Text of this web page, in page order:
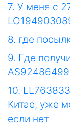
7. У меня с
8. где
9. Где
10.
Китае, уже
если нет